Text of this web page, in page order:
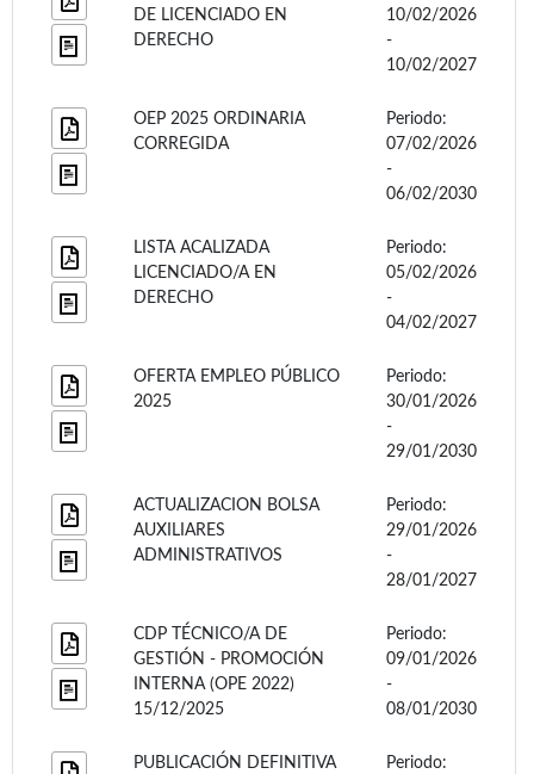
DE LICENCIADO EN
DERECHO
10/02/2026
-
10/02/2027
OEP 2025 ORDINARIA
CORREGIDA
Periodo:
07/02/2026
-
06/02/2030
LISTA ACALIZADA
LICENCIADO/A EN
DERECHO
Periodo:
05/02/2026
-
04/02/2027
OFERTA EMPLEO PÚBLICO
2025
Periodo:
30/01/2026
-
29/01/2030
ACTUALIZACION BOLSA
AUXILIARES
ADMINISTRATIVOS
Periodo:
29/01/2026
-
28/01/2027
CDP TÉCNICO/A DE
GESTIÓN - PROMOCIÓN
INTERNA (OPE 2022)
15/12/2025
Periodo:
09/01/2026
-
08/01/2030
PUBLICACIÓN DEFINITIVA
Periodo: